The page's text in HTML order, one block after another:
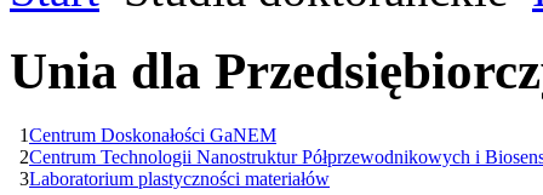
Unia dla
1Centrum Doskonałości GaNEM
2Centrum Technologii Nanostruktur Półprzewodnikowych i
3Laboratorium plastyczności materiałów